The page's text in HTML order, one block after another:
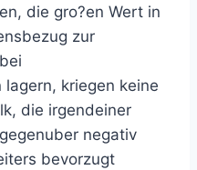
die gro?en Wert in
zur
kriegen keine
die irgendeiner
negativ
bevorzugt